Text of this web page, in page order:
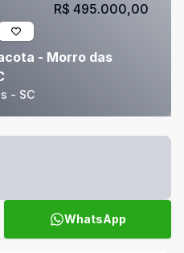
- Morro das
- SC
R$ 495.000,00
WhatsApp